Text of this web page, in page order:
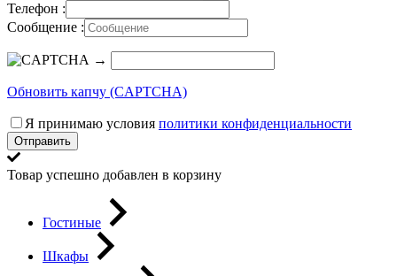
Телефон :
Сообщение :
→
Обновить капчу (CAPTCHA)
Я принимаю условия политики конфиденциальности
Отправить
Товар успешно добавлен в корзину
Гостиные
Шкафы